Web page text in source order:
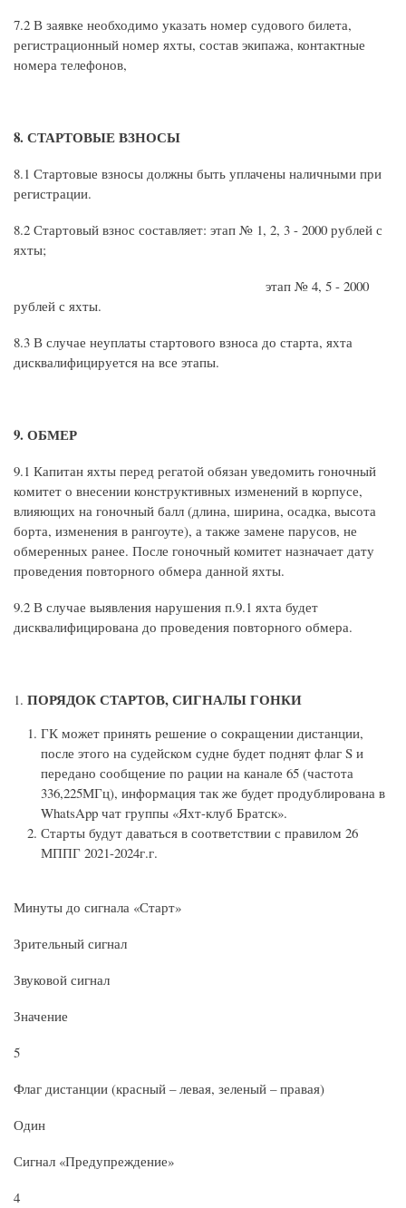
7.2 В заявке необходимо указать номер судового билета,
регистрационный номер яхты, состав экипажа, контактные
номера телефонов,
8. СТАРТОВЫЕ ВЗНОСЫ
8.1 Стартовые взносы должны быть уплачены наличными при
регистрации.
8.2 Стартовый взнос составляет: этап № 1, 2, 3 - 2000 рублей с
яхты;
этап № 4, 5 - 2000
рублей с яхты.
8.3 В случае неуплаты стартового взноса до старта, яхта
дисквалифицируется на все этапы.
9. ОБМЕР
9.1 Капитан яхты перед регатой обязан уведомить гоночный
комитет о внесении конструктивных изменений в корпусе,
влияющих на гоночный балл (длина, ширина, осадка, высота
борта, изменения в рангоуте), а также замене парусов, не
обмеренных ранее. После гоночный комитет назначает дату
проведения повторного обмера данной яхты.
9.2 В случае выявления нарушения п.9.1 яхта будет
дисквалифицирована до проведения повторного обмера.
ПОРЯДОК СТАРТОВ, СИГНАЛЫ ГОНКИ
ГК может принять решение о сокращении дистанции,
после этого на судейском судне будет поднят флаг S и
передано сообщение по рации на канале 65 (частота
336,225МГц), информация так же будет продублирована в
WhatsApp чат группы «Яхт-клуб Братск».
Старты будут даваться в соответствии с правилом 26
МППГ 2021-2024г.г.
Минуты до сигнала «Старт»
Зрительный сигнал
Звуковой сигнал
Значение
5
Флаг дистанции (красный – левая, зеленый – правая)
Один
Сигнал «Предупреждение»
4